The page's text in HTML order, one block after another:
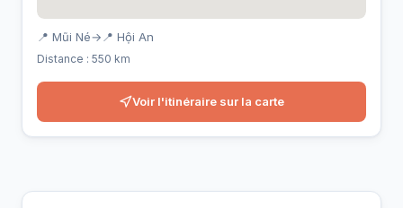
📍 Mũi Né→ 📍 Hội An
Distance : 550 km
Voir l'itinéraire sur la carte